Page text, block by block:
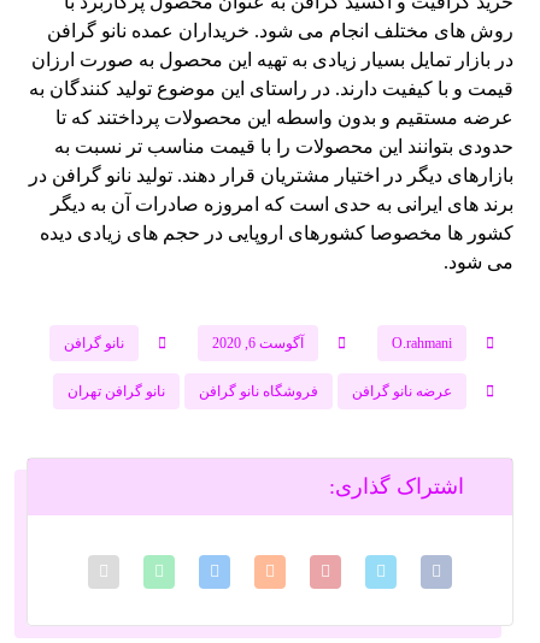
روش ‌های مختلف انجام می ‌شود. خریداران عمده نانو گرافن
در بازار تمایل بسیار زیادی به تهیه این محصول به صورت ارزان
قیمت و با کیفیت دارند. در راستای این موضوع تولید کنندگان به
عرضه مستقیم و بدون واسطه این محصولات پرداختند که تا
حدودی بتوانند این محصولات را با قیمت مناسب تر نسبت به
بازارهای دیگر در اختیار مشتریان قرار دهند. تولید نانو گرافن در
برند های ایرانی به حدی است که امروزه صادرات آن به دیگر
کشور ها مخصوصا کشورهای اروپایی در حجم های زیادی دیده
می شود.
O.rahmani آگوست 6, 2020 نانو گرافن
عرضه نانو گرافن فروشگاه نانو گرافن نانو گرافن تهران